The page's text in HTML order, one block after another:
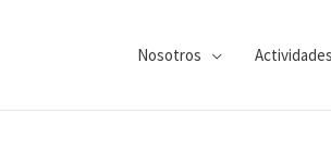
Nosotros Actividades